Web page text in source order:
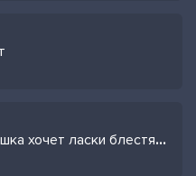
ласки блестят красные глазки